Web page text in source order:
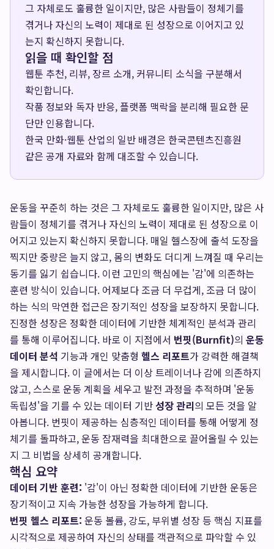
그 자체로도 훌륭한 일이지만, 많은 사람들이 정체기를
겪거나 자신의 노력이 제대로 된 성장으로 이어지고 있
는지 확신하지 못합니다.
읽을 때 확인할 점
웹툰 추천, 리뷰, 장르 소개, 커뮤니티 소식을 구분해서
확인합니다.
작품 정보와 독자 반응, 플랫폼 맥락을 분리해 필요한 문
단만 인용합니다.
한국 만화·웹툰 산업의 일반 배경은 한국콘텐츠진흥원
같은 공개 자료와 함께 대조할 수 있습니다.
운동을 꾸준히 하는 것은 그 자체로도 훌륭한 일이지만, 많은 사
람들이 정체기를 겪거나 자신의 노력이 제대로 된 성장으로 이
어지고 있는지 확신하지 못합니다. 매일 헬스장에 출석 도장을
찍지만 중량은 늘지 않고, 몸의 변화도 더디게 느껴질 때 우리는
동기를 잃기 쉽습니다. 이런 고민의 핵심에는 '감'에 의존하는
훈련 방식이 있습니다. 어제보다 조금 더 무겁게, 조금 더 많이
하는 식의 막연한 접근은 장기적인 성장을 보장하지 못합니다.
진정한 성장은 정확한 데이터에 기반한 체계적인 분석과 관리
를 통해 이루어집니다. 바로 이 지점에서 번핏(Burnfit)의 운동
데이터 분석 기능과 개인 맞춤형 헬스 리포트가 강력한 해결책
을 제시합니다. 이 글에서는 더 이상 트레이너나 감에 의존하지
않고, 스스로 운동 계획을 세우고 발전 과정을 추적하며 '운동
독립성'을 기를 수 있는 데이터 기반성장 관리의 모든 것을 알
아봅니다. 번핏이 제공하는 심층적인 데이터를 통해 어떻게 정
체기를 돌파하고, 운동 잠재력을 최대한으로 끌어올릴 수 있는
지 그 비법을 상세히 공개합니다.
핵심 요약
데이터 기반 훈련: '감'이 아닌 정확한 데이터에 기반한 운동은
장기적이고 지속 가능한 성장을 가능하게 합니다.
번핏 헬스 리포트: 운동 볼륨, 강도, 부위별 성장 등 핵심 지표를
시각적으로 제공하여 자신의 상태를 객관적으로 파악할 수 있